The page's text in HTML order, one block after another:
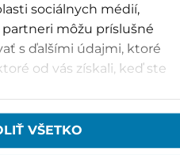
sociálnych médií,
partneri môžu príslušné
s ďalšími údajmi, ktoré
od vás získali, keď ste
VŠETKO
infolinka
- 18:00
850 122 155
52 3700 201